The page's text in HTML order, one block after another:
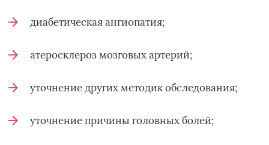
диабетическая ангиопатия;
атеросклероз мозговых артерий;
уточнение других методик обследования;
уточнение причины головных болей;